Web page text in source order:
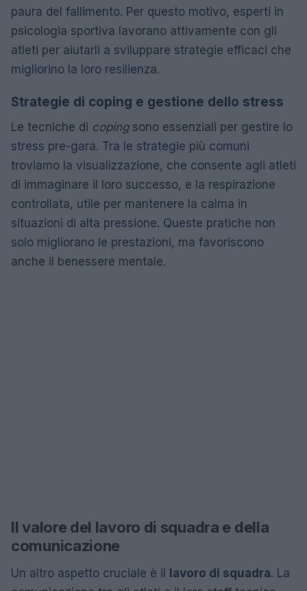
paura del fallimento. Per questo motivo, esperti in
psicologia sportiva lavorano attivamente con gli
atleti per aiutarli a sviluppare strategie efficaci che
migliorino la loro resilienza.
Strategie di coping e gestione dello stress
Le tecniche di copingsono essenziali per gestire lo
stress pre-gara. Tra le strategie più comuni
troviamo la visualizzazione, che consente agli atleti
di immaginare il loro successo, e la respirazione
controllata, utile per mantenere la calma in
situazioni di alta pressione. Queste pratiche non
solo migliorano le prestazioni, ma favoriscono
anche il benessere mentale.
Il valore del lavoro di squadra e della
comunicazione
Un altro aspetto cruciale è il lavoro di squadra. La